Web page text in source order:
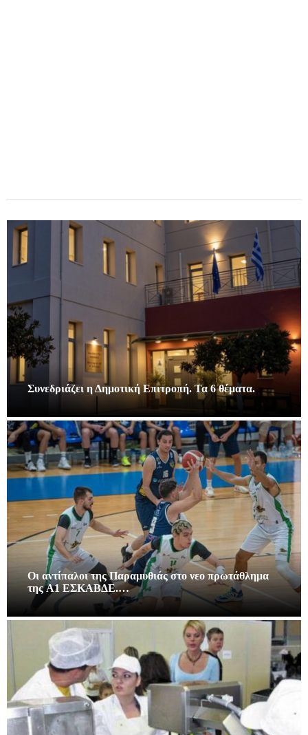
Συνεδριάζει η Δημοτική Επιτροπή. Τα 6 θέματα.
Οι αντίπαλοι της Παραμυθιάς στο νεο πρωτάθλημα
της A1 ΕΣΚΑΒΔΕ.…